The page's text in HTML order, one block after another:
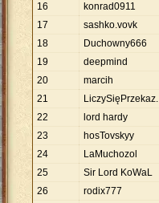
16
konrad0911
17
sashko.vovk
18
Duchowny666
19
deepmind
20
marcih
21
LiczySięPrzekaz.
22
lord hardy
23
hosTovskyy
24
LaMuchozol
25
Sir Lord KoWaL
26
rodix777